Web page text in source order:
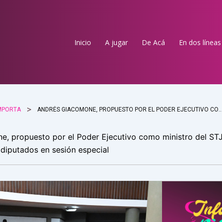
Inicio A jugar De Acá En dos líneas
propuesto por el Poder Ejecutivo como ministro del
en sesión especial